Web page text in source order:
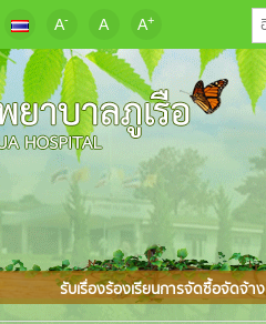
A- A A+
รับเรื่องร้องเรียนการจัดซื้อจัดจ้าง